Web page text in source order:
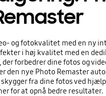
og fotokvalitet med en ny
i høj kvalitet med en
forbedrer dine fotos og
den nye Photo Remaster
fra dine fotos ved
for at opnå bedre resultater.